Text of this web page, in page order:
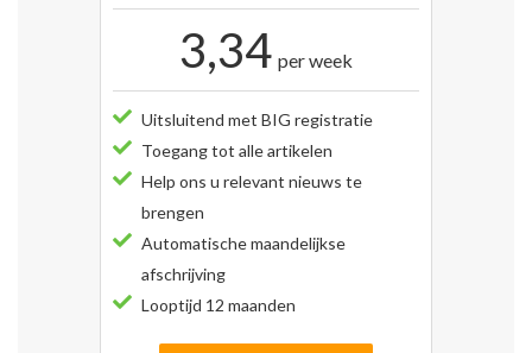
3,34 per week
Uitsluitend met BIG registratie
Toegang tot alle artikelen
Help ons u relevant nieuws te
brengen
Automatische maandelijkse
afschrijving
Looptijd 12 maanden